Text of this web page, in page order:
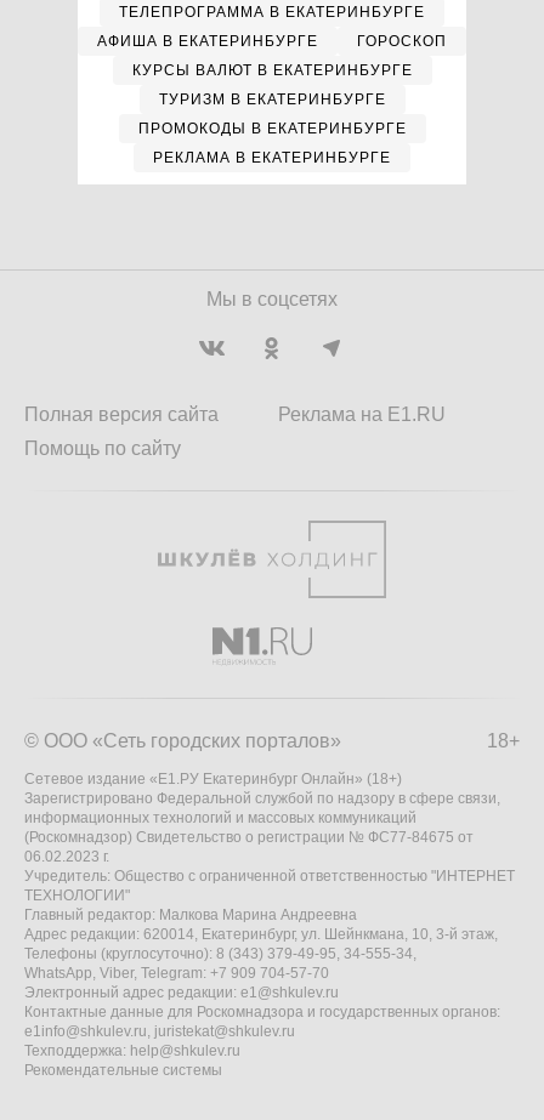
ТЕЛЕПРОГРАММА В ЕКАТЕРИНБУРГЕ
АФИША В ЕКАТЕРИНБУРГЕ
ГОРОСКОП
КУРСЫ ВАЛЮТ В ЕКАТЕРИНБУРГЕ
ТУРИЗМ В ЕКАТЕРИНБУРГЕ
ПРОМОКОДЫ В ЕКАТЕРИНБУРГЕ
РЕКЛАМА В ЕКАТЕРИНБУРГЕ
Мы в соцсетях
Полная версия сайта
Помощь по сайту
Реклама на E1.RU
18+
© ООО «Сеть городских порталов»
Сетевое издание «Е1.РУ Екатеринбург Онлайн» (18+)
Зарегистрировано Федеральной службой по надзору в сфере связи,
информационных технологий и массовых коммуникаций
(Роскомнадзор) Свидетельство о регистрации № ФС77-84675 от
06.02.2023 г.
Учредитель: Общество с ограниченной ответственностью "ИНТЕРНЕТ
ТЕХНОЛОГИИ"
Главный редактор: Малкова Марина Андреевна
Адрес редакции: 620014, Екатеринбург, ул. Шейнкмана, 10, 3-й этаж,
Телефоны (круглосуточно): 8 (343) 379-49-95, 34-555-34,
WhatsApp, Viber, Telegram: +7 909 704-57-70
Электронный адрес редакции: e1@shkulev.ru
Контактные данные для Роскомнадзора и государственных органов:
e1info@shkulev.ru, juristekat@shkulev.ru
Техподдержка: help@shkulev.ru
Рекомендательные системы